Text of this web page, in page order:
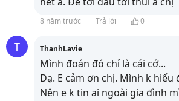
8 năm trước Trả lời 0
T ThanhLavie
Mình đoán đó chỉ là cái cớ...
Dạ. E cảm ơn chị. Mình k
Nên e k tin ai ngoài gia đình